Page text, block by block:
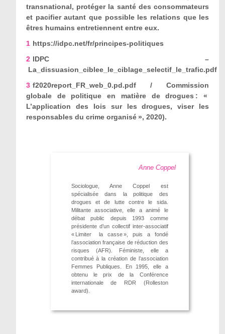
transnational, protéger la santé des consommateurs
et pacifier autant que possible les relations que les
êtres humains entretiennent entre eux.
1 https://idpc.net/fr/principes-politiques
2 IDPC–
La_dissuasion_ciblee_le_ciblage_selectif_le_trafic.pdf
3 f2020report_FR_web_0.pd.pdf/ Commission
globale de politique en matière de drogues : «
L’application des lois sur les drogues, viser les
responsables du crime organisé », 2020).
Anne Coppel
Sociologue, Anne Coppel est
spécialisée dans la politique des
drogues et de lutte contre le sida.
Militante associative, elle a animé le
débat public depuis 1993 comme
présidente d’un collectif inter-associatif
« Limiter la casse », puis a fondé
l’association française de réduction des
risques (AFR). Féministe, elle a
contribué à la création de l’association
Femmes Publiques. En 1995, elle a
obtenu le prix de la Conférence
internationale de RDR (Rolleston
award).